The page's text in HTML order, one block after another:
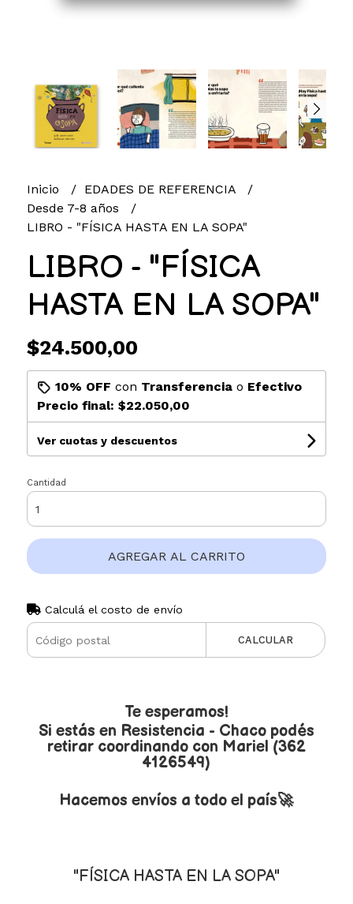
Inicio
EDADES DE REFERENCIA
Desde 7-8 años
LIBRO - "FÍSICA HASTA EN LA SOPA"
LIBRO - "FÍSICA
HASTA EN LA SOPA"
$24.500,00
10% OFF con Transferenciao Efectivo
Precio final: $22.050,00
Ver cuotas y descuentos
Cantidad
AGREGAR AL CARRITO
Calculá el costo de envío
CALCULAR
Te esperamos!
Si estás en Resistencia - Chaco podés
retirar coordinando con Mariel (362
4126549)
Hacemos envíos a todo el país🚀
"FÍSICA HASTA EN LA SOPA"